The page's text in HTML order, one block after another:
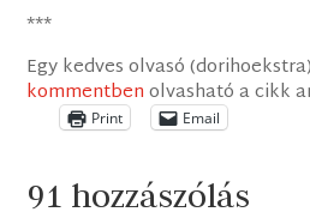
***
Egy kedves olvasó
kommentbenolvasható a cikk
Print Email
91 hozzászólás